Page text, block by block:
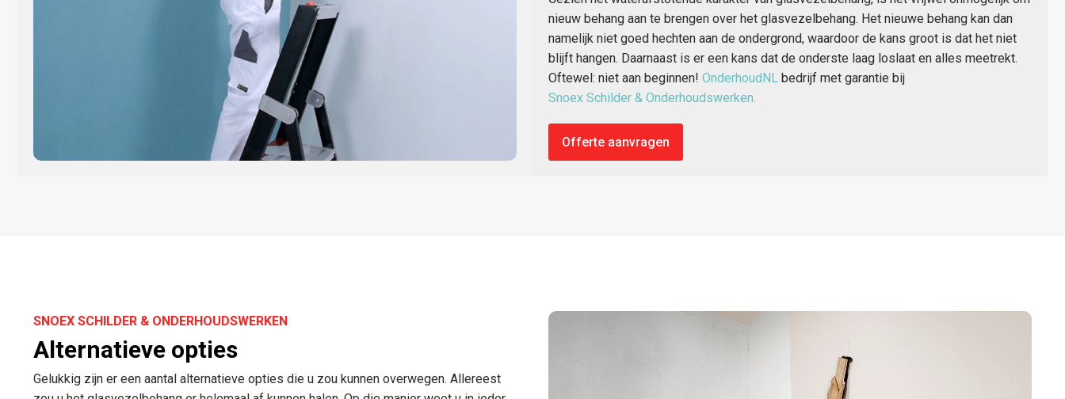
nieuw behang aan te brengen over het glasvezelbehang. Het nieuwe behang kan dan
namelijk niet goed hechten aan de ondergrond, waardoor de kans groot is dat het niet
blijft hangen. Daarnaast is er een kans dat de onderste laag loslaat en alles meetrekt.
Oftewel: niet aan beginnen! OnderhoudNL bedrijf met garantie bij
Snoex Schilder & Onderhoudswerken.
Offerte aanvragen
SNOEX SCHILDER & ONDERHOUDSWERKEN
Alternatieve opties
Gelukkig zijn er een aantal alternatieve opties die u zou kunnen overwegen. Allereest